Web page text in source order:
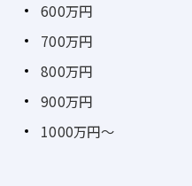
600万円
700万円
800万円
900万円
1000万円～